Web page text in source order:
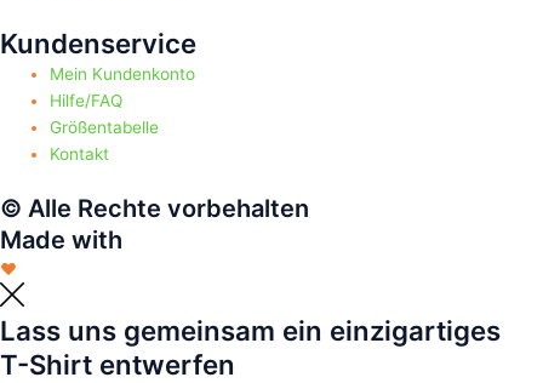
Kundenservice
Mein Kundenkonto
Hilfe/FAQ
Größentabelle
Kontakt
© Alle Rechte vorbehalten
Made with
❤
Lass uns gemeinsam ein einzigartiges
T-Shirt entwerfen